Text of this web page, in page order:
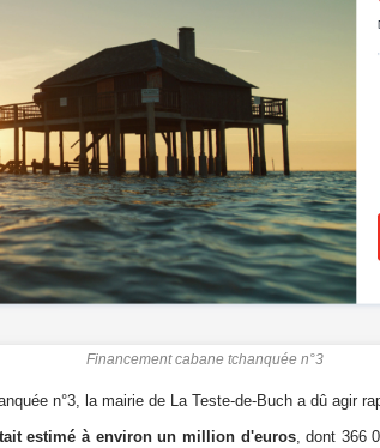
Financement cabane tchanquée n°3
n°3, la mairie de La Teste-de-Buch a dû agir
estimé à environ un million d'euros, dont 366